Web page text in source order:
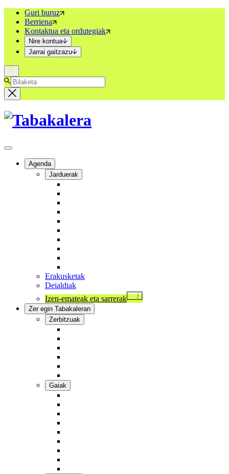
Guri buruz
Berriena
Kontaktua eta ordutegiak
Nire kontua
Jarrai gaitzazu
Agenda
Jarduerak
Erakusketak
Deialdiak
Izen-emateak eta sarrerak
Zer egin Tabakaleran
Zerbitzuak
Gaiak